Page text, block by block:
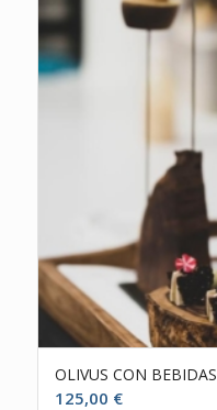
OLIVUS CON BEBIDAS
125,00 €